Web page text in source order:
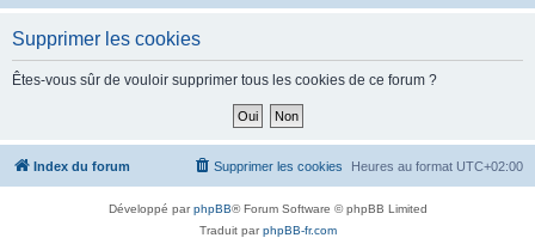
Supprimer les cookies
Êtes-vous sûr de vouloir supprimer tous les cookies de ce forum ?
Index du forum Heures au format UTC+02:00
Supprimer les cookies
Développé parphpBB® Forum Software © phpBB Limited
Traduit parphpBB-fr.com